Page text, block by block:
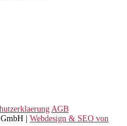
AGB
| Webdesign & SEO von